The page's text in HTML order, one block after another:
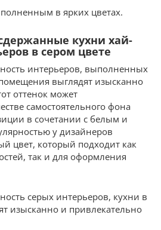
в ярких цветах.
кухни хай-
в сером цвете
интерьеров, выполненных
выглядят изысканно
оттенок может
самостоятельного фона
в сочетании с белым и
у дизайнеров
цвет, который подходит как
так и для оформления
серых интерьеров, кухни в
изысканно и привлекательно